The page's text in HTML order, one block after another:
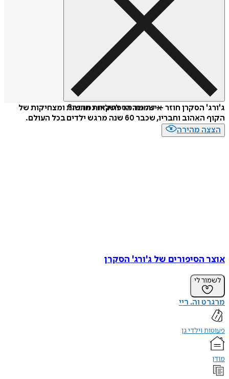
איזה פורמט לשלוח כמתנה?
ג'ורג' הסקרן חוזר – שמונה הרפתקאות חדשות ומצחיקות של
הקוף האהוב וחבריו, שכבר 60 שנה מרגש ילדים בכל העולם.
הצצה מהירה
אוצר הסיפורים של ג'ורג' הסקרן
לשמור לי
מרגרט וה. ריי
פעוטות וילדי גן
מודן